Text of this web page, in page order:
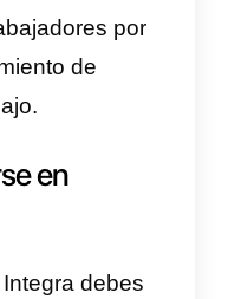
fue pensada para
tipo
que puedas
a clientes dentro
que le da una
a otras